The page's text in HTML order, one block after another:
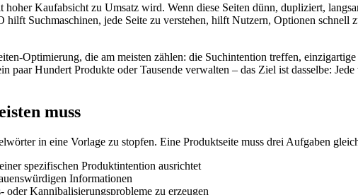
Kaufabsicht zu Umsatz wird. Wenn diese Seiten dünn, dupliziert,
hilft Suchmaschinen, jede Seite zu verstehen, hilft Nutzern, Optionen
Optimierung, die am meisten zählen: die Suchintention treffen,
paar Hundert Produkte oder Tausende verwalten – das Ziel ist dasselbe:
muss
in eine Vorlage zu stopfen. Eine Produktseite muss drei Aufgaben
spezifischen Produktintention ausrichtet
Informationen
Kannibalisierungsprobleme zu erzeugen